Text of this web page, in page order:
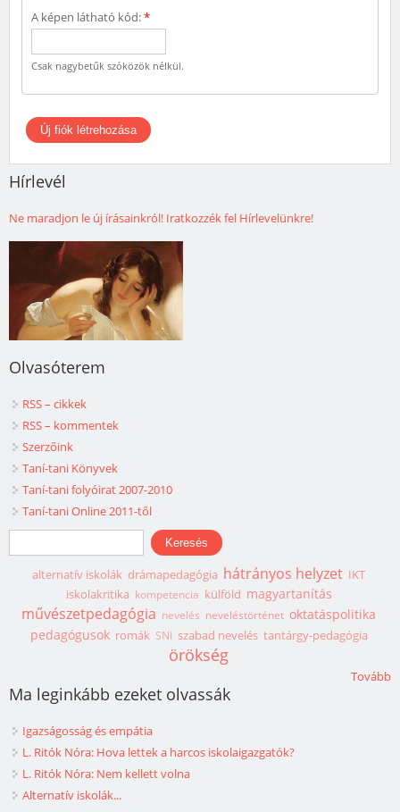
A képen látható kód:*
Csak nagybetűk szóközök nélkül.
Hírlevél
Ne maradjon le új írásainkról! Iratkozzék fel Hírlevelünkre!
Olvasóterem
RSS – cikkek
RSS – kommentek
Szerzőink
Taní-tani Könyvek
Taní-tani folyóirat 2007-2010
Taní-tani Online 2011-től
Keresés űrlap
Keresés
alternatív iskolák drámapedagógia hátrányos helyzet IKT
iskolakritika kompetencia külföld magyartanítás
művészetpedagógia nevelés neveléstörténet oktatáspolitika
pedagógusok romák SNI szabad nevelés tantárgy-pedagógia
örökség
Tovább
Ma leginkább ezeket olvassák
Igazságosság és empátia
L. Ritók Nóra: Hova lettek a harcos iskolaigazgatók?
L. Ritók Nóra: Nem kellett volna
Alternatív iskolák...